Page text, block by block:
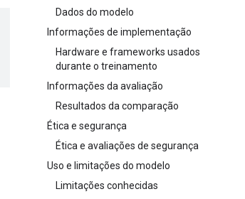
Dados do modelo
Informações de implementação
Hardware e frameworks usados
durante o treinamento
Informações da avaliação
Resultados da comparação
Ética e segurança
Ética e avaliações de segurança
Uso e limitações do modelo
Limitações conhecidas